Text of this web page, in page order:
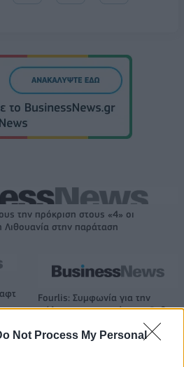
Not Process My Personal
την πρόκριση στους «4» οι
στην παράταση
Fourlis: Συμφωνία για την
πώληση συμμετοχής στο Sofia
South Ring Mall έναντι 49,35
εκατ. ευρώ